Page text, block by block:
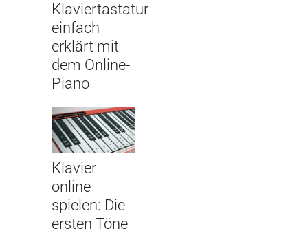
Klaviertastatur
einfach
erklärt mit
dem Online-
Piano
Klavier
online
spielen: Die
ersten Töne